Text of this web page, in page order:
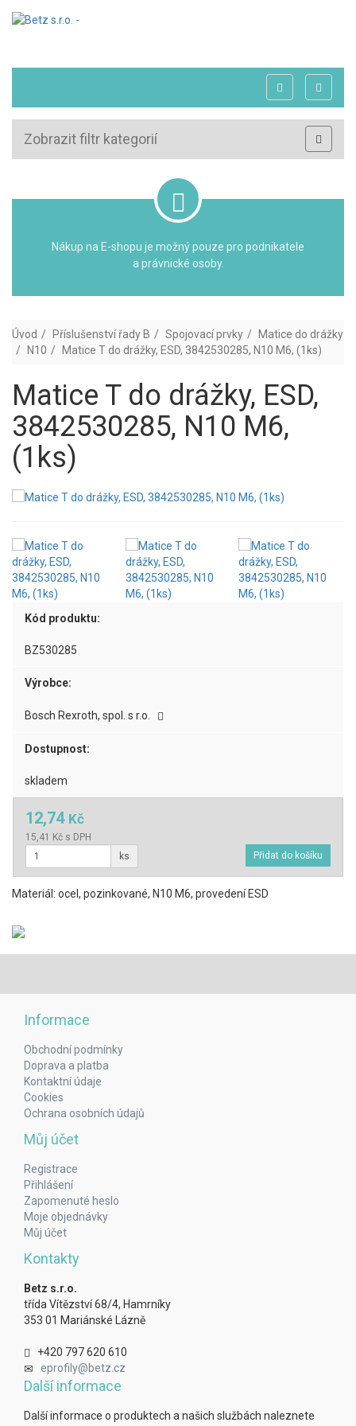
Zobrazit filtr kategorií
Nákup na E-shopu je možný pouze pro podnikatele
a právnické osoby.
Úvod Příslušenství řady B Spojovací prvky
Matice do drážky
N10
Matice T do drážky, ESD, 3842530285, N10 M6, (1ks)
Matice T do drážky, ESD,
3842530285, N10 M6,
(1ks)
Kód produktu:
BZ530285
Výrobce:
Bosch Rexroth, spol. s r.o.
Dostupnost:
skladem
12,74 Kč
15,41 Kč s DPH
ks
Materiál: ocel, pozinkované, N10 M6, provedení ESD
Informace
Obchodní podmínky
Doprava a platba
Kontaktní údaje
Cookies
Ochrana osobních údajů
Můj účet
Registrace
Přihlášení
Zapomenuté heslo
Moje objednávky
Můj účet
Kontakty
Betz s.r.o.
třída Vítězství 68/4, Hamrníky
353 01 Mariánské Lázně
+420 797 620 610
eprofily@betz.cz
Další informace
Další informace o produktech a našich službách naleznete